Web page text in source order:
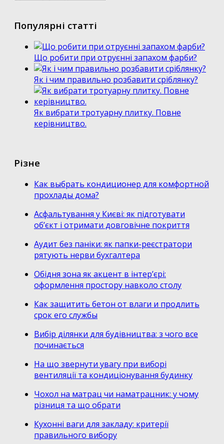
Популярні статті
Що робити при отруєнні запахом фарби?
Як і чим правильно розбавити сріблянку?
Як вибрати тротуарну плитку. Повне
керівництво.
Різне
Как выбрать кондиционер для комфортной
прохлады дома?
Асфальтування у Києві: як підготувати
об’єкт і отримати довговічне покриття
Аудит без паніки: як папки-реєстратори
рятують нерви бухгалтера
Обідня зона як акцент в інтер’єрі:
оформлення простору навколо столу
Как защитить бетон от влаги и продлить
срок его службы
Вибір ділянки для будівництва: з чого все
починається
На що звернути увагу при виборі
вентиляції та кондиціонування будинку
Чохол на матрац чи наматрацник: у чому
різниця та що обрати
Кухонні ваги для закладу: критерії
правильного вибору